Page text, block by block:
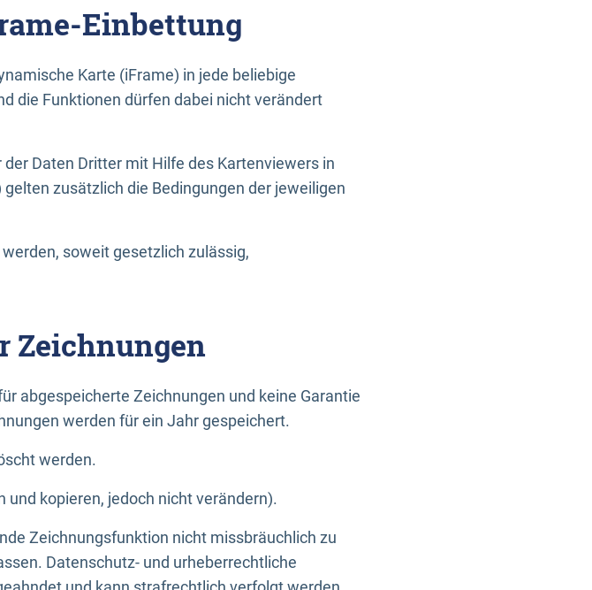
Einbettung
Karte (iFrame) in jede beliebige
die Funktionen dürfen dabei nicht verändert
Daten Dritter mit Hilfe des Kartenviewers in
zusätzlich die Bedingungen der jeweiligen
soweit gesetzlich zulässig,
Zeichnungen
abgespeicherte Zeichnungen und keine Garantie
werden für ein Jahr gespeichert.
werden.
kopieren, jedoch nicht verändern).
Zeichnungsfunktion nicht missbräuchlich zu
Datenschutz- und urheberrechtliche